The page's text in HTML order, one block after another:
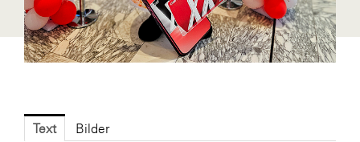
foodaffairs
Fressnapf
Gardena
Text Bilder